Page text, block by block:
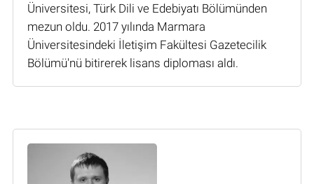
Üniversitesi, Türk Dili ve Edebiyatı Bölümünden
mezun oldu. 2017 yılında Marmara
Üniversitesindeki İletişim Fakültesi Gazetecilik
Bölümü'nü bitirerek lisans diploması aldı.